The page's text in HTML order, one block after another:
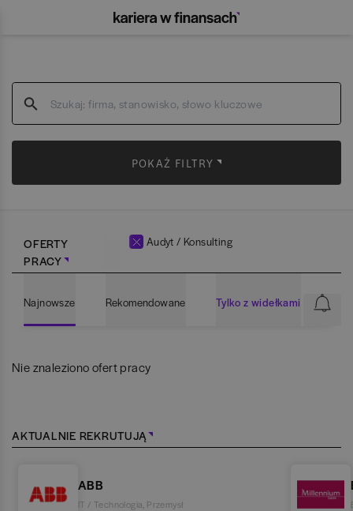
POKAŻ FILTRY
OFERTY
PRACY
Audyt / Konsulting
Najnowsze Rekomendowane Tylko z widełkami
Nie znaleziono ofert pracy
AKTUALNIE REKRUTUJĄ
ABB
IT / Technologia Przemysł